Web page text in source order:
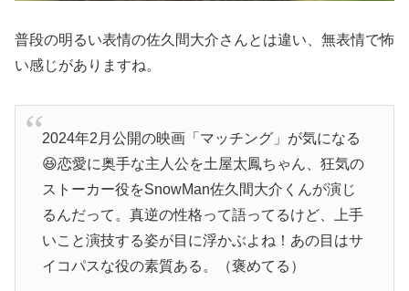
普段の明るい表情の佐久間大介さんとは違い、無表情で怖
い感じがありますね。
2024年2月公開の映画「マッチング」が気になる
😆恋愛に奥手な主人公を土屋太鳳ちゃん、狂気の
ストーカー役をSnowMan佐久間大介くんが演じ
るんだって。真逆の性格って語ってるけど、上手
いこと演技する姿が目に浮かぶよね！あの目はサ
イコパスな役の素質ある。（褒めてる）